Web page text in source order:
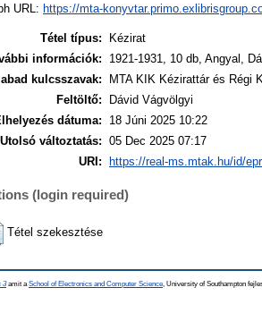
URL: https://mta-
Tétel típus:
Kézirat
információk:
1921-1931, 10 db, Angyal,
kulcsszavak:
MTA KIK Kézirattár és Régi
Feltöltő:
Dávid Vágvölgyi
dátuma:
18 Júni 2025 10:22
Utolsó változtatás: 05 Dec 2025 07:17
URI:
https://real-ms.mtak.hu/id/
(login required)
Tétel szekesztése
3amit a School of Electronics and Computer Science , University of Southampton